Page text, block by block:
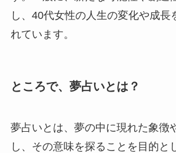
し、40代女性の人生の変化や成長
れています。
ところで、夢占いとは？
夢占いとは、夢の中に現れた象徴
し、その意味を探ることを目的と